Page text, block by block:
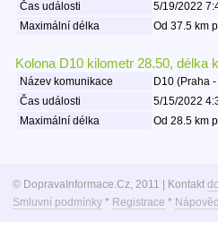
Čas události
5/19/2022
Maximální délka
Od 37.5 km
Kolona D10 kilometr 28.50, délka
Název komunikace
D10 (Praha
Čas události
5/15/2022
Maximální délka
Od 28.5 km
© DopravaInformace.Cz, 2011 | Kontakt
Smluvní podmínky* Registrace *